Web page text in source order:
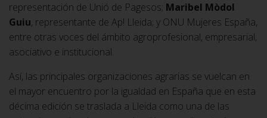
representación de Unió de Pagesos; Maribel Mòdol
Guiu, representante de Ap! Lleida; y ONU Mujeres España,
entre otras voces del ámbito agroprofesional, empresarial,
asociativo e institucional.
Así, las principales organizaciones agrarias se vuelcan en
el mayor encuentro por la igualdad en España que en esta
décima edición se traslada a Lleida como una de las